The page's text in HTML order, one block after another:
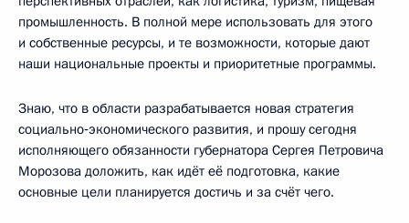
промышленность. В полной мере использовать для этого
и собственные ресурсы, и те возможности, которые дают
наши национальные проекты и приоритетные программы.
Знаю, что в области разрабатывается новая стратегия
социально‑экономического развития, и прошу сегодня
исполняющего обязанности губернатора Сергея Петровича
Морозова доложить, как идёт её подготовка, какие
основные цели планируется достичь и за счёт чего.